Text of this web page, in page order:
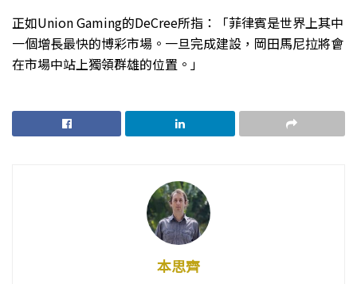
正如Union Gaming的DeCree所指：「菲律賓是世界上其中
一個增長最快的博彩市場。一旦完成建設，岡田馬尼拉將會
在市場中站上獨領群雄的位置。」
本思齊